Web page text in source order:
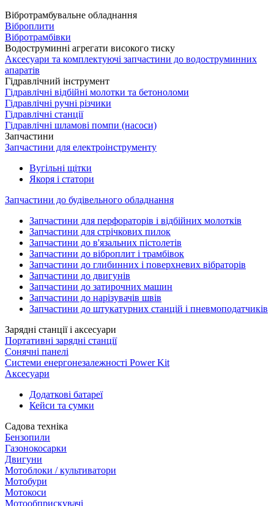
Вібротрамбувальне обладнання
Віброплити
Вібротрамбівки
Водоструминні агрегати високого тиску
Аксесуари та комплектуючі запчастини до водоструминних
апаратів
Гідравлічний інструмент
Гідравлічні відбійні молотки та бетоноломи
Гідравлічні ручні різчики
Гідравлічні станції
Гідравлічні шламові помпи (насоси)
Запчастини
Запчастини для електроінструменту
Вугільні щітки
Якоря і статори
Запчастини до будівельного обладнання
Запчастини для перфораторів і відбійних молотків
Запчастини для стрічкових пилок
Запчастини до в'язальних пістолетів
Запчастини до віброплит і трамбівок
Запчастини до глибинних і поверхневих вібраторів
Запчастини до двигунів
Запчастини до затирочних машин
Запчастини до нарізувачів швів
Запчастини до штукатурних станцій і пневмоподатчиків
Зарядні станції і аксесуари
Портативні зарядні станції
Сонячні панелі
Системи енергонезалежності Power Kit
Аксесуари
Додаткові батареї
Кейси та сумки
Садова техніка
Бензопили
Газонокосарки
Двигуни
Мотоблоки / культиватори
Мотобури
Мотокоси
Мотообприскувачі